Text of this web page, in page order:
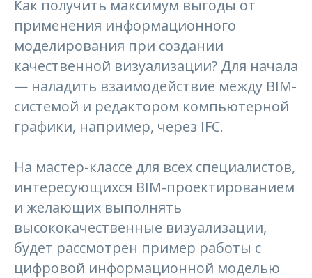
Как получить максимум выгоды от
применения информационного
моделирования при создании
качественной визуализации? Для начала
— наладить взаимодействие между BIM-
системой и редактором компьютерной
графики, например, через IFC.
На мастер-классе для всех специалистов,
интересующихся BIM-проектированием
и желающих выполнять
высококачественные визуализации,
будет рассмотрен пример работы с
цифровой информационной моделью